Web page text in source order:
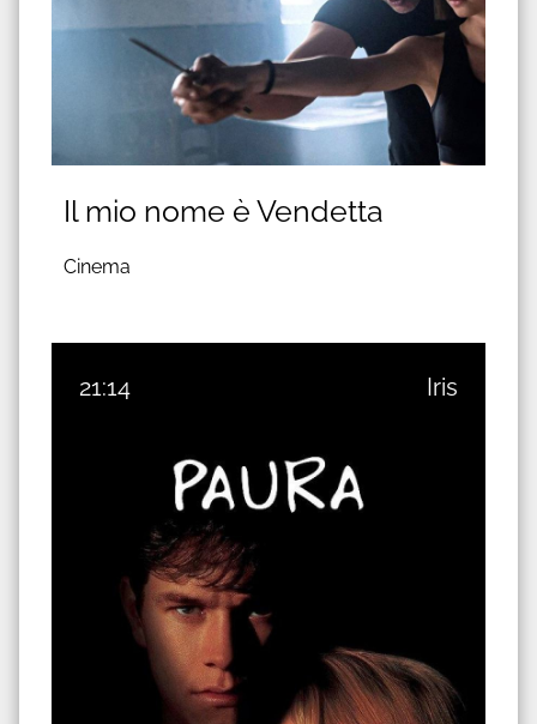
Il mio nome è Vendetta
Cinema
21:14 Iris